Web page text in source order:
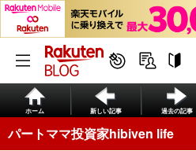
ホーム 新しい記事 過去の記事
パートママ投資家hibiven life